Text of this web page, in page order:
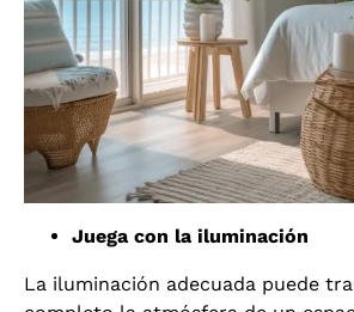
Juega con la iluminación
La iluminación adecuada puede